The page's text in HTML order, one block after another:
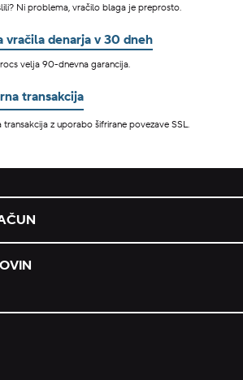
Ni problema, vračilo blaga je preprosto.
vračila denarja v 30 dneh
velja 90-dnevna garancija.
transakcija
z uporabo šifrirane povezave SSL.